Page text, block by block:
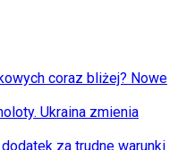
coraz bliżej? Nowe
Ukraina zmienia
za trudne warunki